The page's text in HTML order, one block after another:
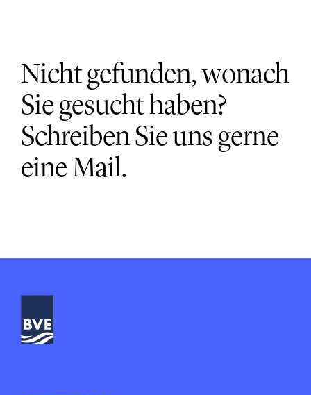
Nicht gefunden, wonach
Sie gesucht haben?
Schreiben Sie uns gerne
eine Mail.